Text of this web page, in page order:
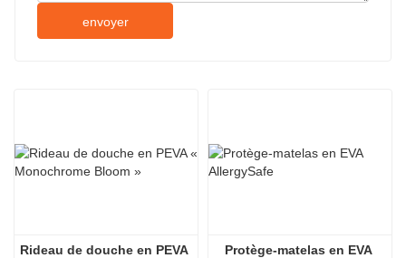
envoyer
Rideau de douche en PEVA
Protège-matelas en EVA